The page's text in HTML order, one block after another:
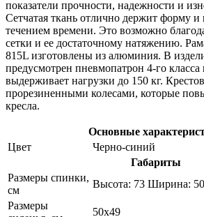
показатели прочности, надежности и
Сетчатая ткань отлично держит форму и
течением времени. Это возможно
сетки и ее достаточному натяжению.
815L изготовлены из алюминия. В
предусмотрен пневмопатрон 4-го
выдерживает нагрузки до 150 кг.
прорезиненными колесами, которые
кресла.
Основные
Цвет
Черно-синий
Габариты
Размеры спинки,
см
Высота: 73 Ширина: 50
Размеры
50x49